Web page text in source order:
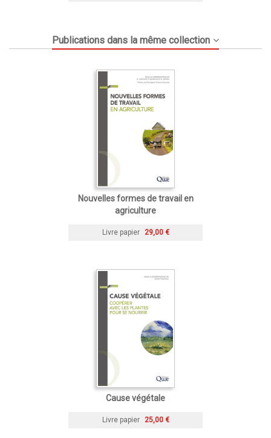
Publications dans la même collection
Nouvelles formes de travail en
agriculture
Livre papier 29,00 €
Cause végétale
Livre papier 25,00 €